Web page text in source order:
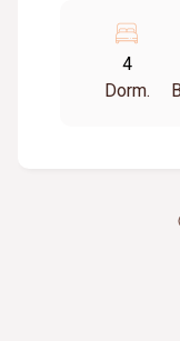
churrasqueira;
Diferenciais:
geração
4
Dorm.